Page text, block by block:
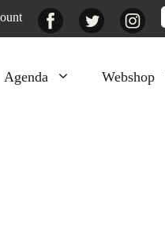
FacebookTwitter
Agenda Webshop